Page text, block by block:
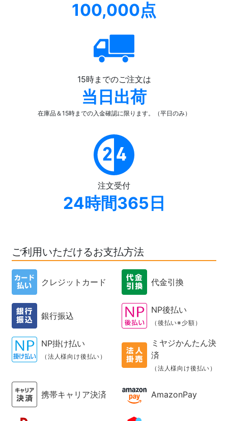
100,000点
15時までのご注文は
当日出荷
在庫品＆15時までの入金確認に限ります。（平日のみ）
注文受付
24時間365日
ご利用いただけるお支払方法
クレジットカード 代金引換
銀行振込
NP後払い
（後払い※少額）
NP掛け払い
（法人様向け後払い）
ミヤジかんたん決
済
（法人様向け後払い）
携帯キャリア決済 AmazonPay